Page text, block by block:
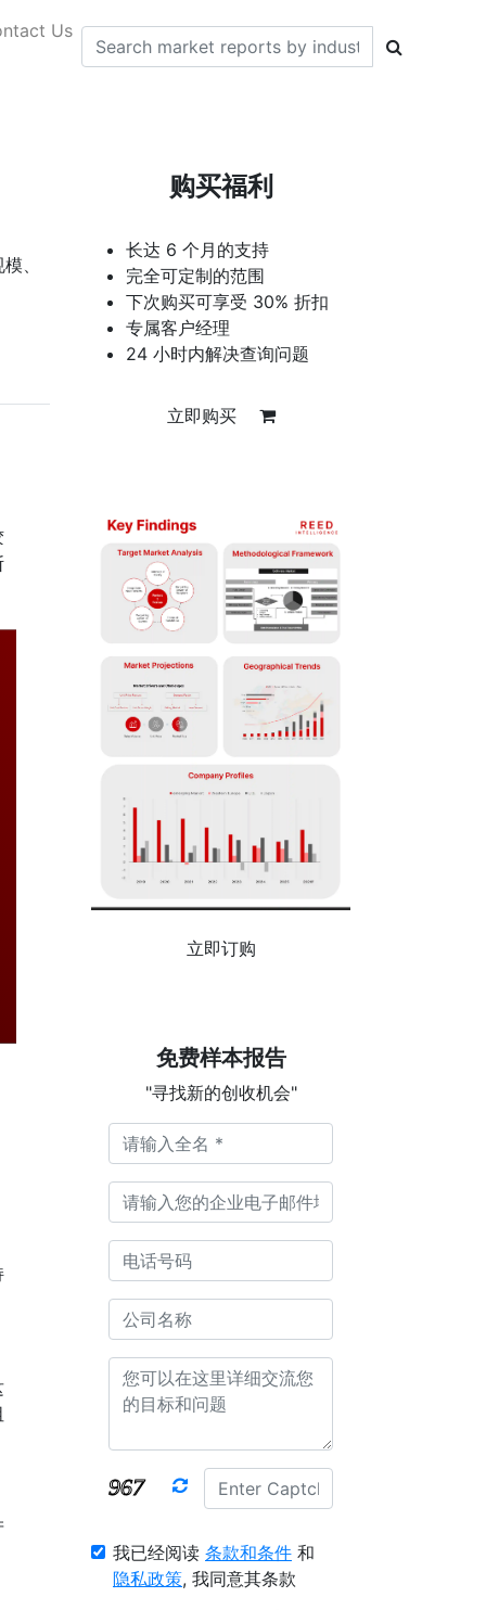
Us
、
购买福利
长达 6 个月的支持
完全可定制的范围
下次购买可享受 30% 折扣
专属客户经理
24 小时内解决查询问题
立即购买
立即订购
免费样本报告
"寻找新的创收机会"
我已经阅读 条款和条件 和
隐私政策, 我同意其条款